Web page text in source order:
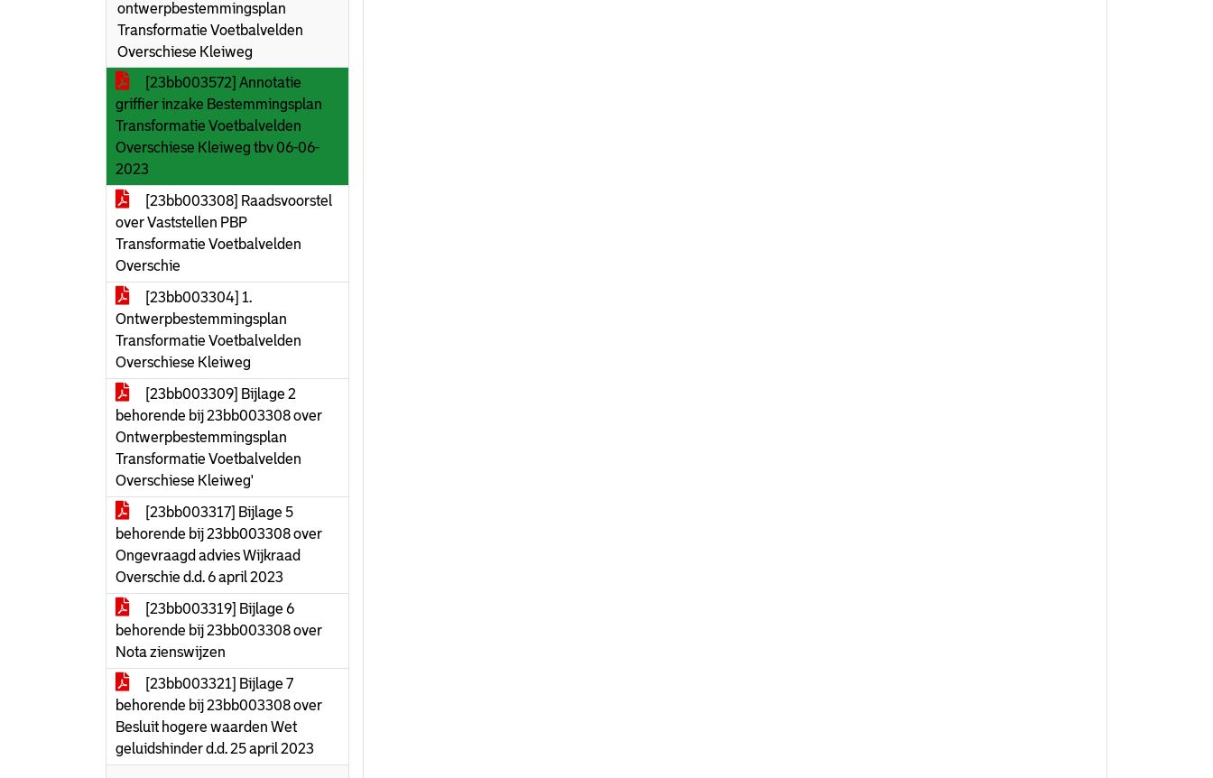
ontwerpbestemmingsplan
Transformatie Voetbalvelden
Overschiese Kleiweg
[23bb003572] Annotatie
griffier inzake Bestemmingsplan
Transformatie Voetbalvelden
Overschiese Kleiweg tbv 06-06-
2023
[23bb003308] Raadsvoorstel
over Vaststellen PBP
Transformatie Voetbalvelden
Overschie
[23bb003304] 1.
Ontwerpbestemmingsplan
Transformatie Voetbalvelden
Overschiese Kleiweg
[23bb003309] Bijlage 2
behorende bij 23bb003308 over
Ontwerpbestemmingsplan
Transformatie Voetbalvelden
Overschiese Kleiweg'
[23bb003317] Bijlage 5
behorende bij 23bb003308 over
Ongevraagd advies Wijkraad
Overschie d.d. 6 april 2023
[23bb003319] Bijlage 6
behorende bij 23bb003308 over
Nota zienswijzen
[23bb003321] Bijlage 7
behorende bij 23bb003308 over
Besluit hogere waarden Wet
geluidshinder d.d. 25 april 2023